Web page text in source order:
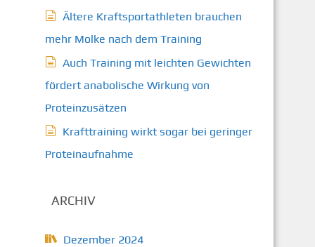
Ältere Kraftsportathleten brauchen
mehr Molke nach dem Training
Auch Training mit leichten Gewichten
fördert anabolische Wirkung von
Proteinzusätzen
Krafttraining wirkt sogar bei geringer
Proteinaufnahme
ARCHIV
Dezember 2024